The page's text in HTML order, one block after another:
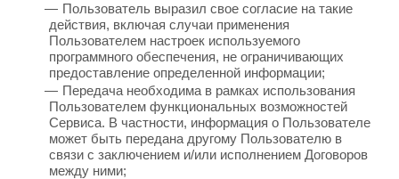
Пользователь выразил свое согласие на такие
действия, включая случаи применения
Пользователем настроек используемого
программного обеспечения, не ограничивающих
предоставление определенной информации;
Передача необходима в рамках использования
Пользователем функциональных возможностей
Сервиса. В частности, информация о Пользователе
может быть передана другому Пользователю в
связи с заключением и/или исполнением Договоров
между ними;